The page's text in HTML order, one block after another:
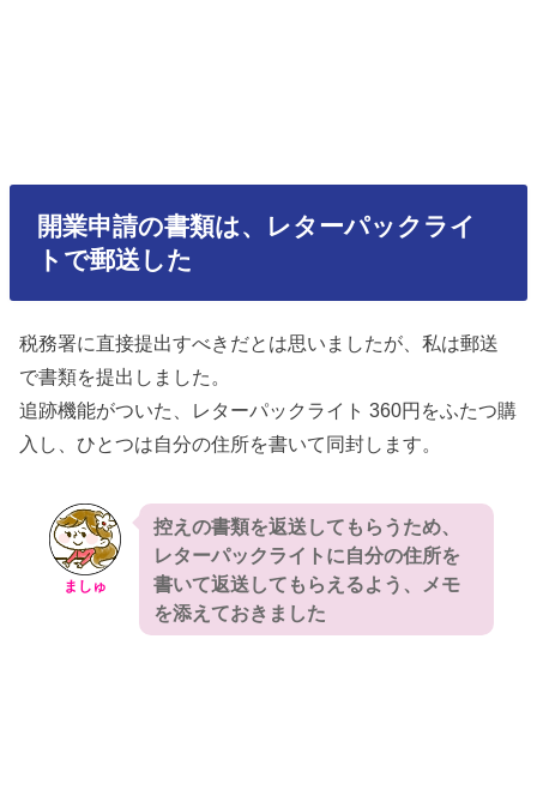
開業申請の書類は、レターパックライ
トで郵送した
税務署に直接提出すべきだとは思いましたが、私は郵送
で書類を提出しました。
追跡機能がついた、レターパックライト 360円をふたつ購
入し、ひとつは自分の住所を書いて同封します。
ましゅ
控えの書類を返送してもらうため、
レターパックライトに自分の住所を
書いて返送してもらえるよう、メモ
を添えておきました